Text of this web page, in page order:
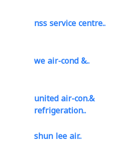
nss service centre..
we air-cond &..
united air-con.&
refrigeration..
shun lee air..